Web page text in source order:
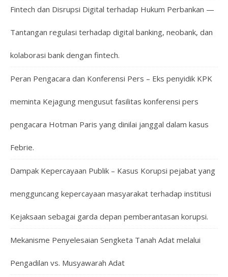
Fintech dan Disrupsi Digital terhadap Hukum Perbankan —
Tantangan regulasi terhadap digital banking, neobank, dan
kolaborasi bank dengan fintech.
Peran Pengacara dan Konferensi Pers – Eks penyidik KPK
meminta Kejagung mengusut fasilitas konferensi pers
pengacara Hotman Paris yang dinilai janggal dalam kasus
Febrie.
Dampak Kepercayaan Publik – Kasus Korupsi pejabat yang
mengguncang kepercayaan masyarakat terhadap institusi
Kejaksaan sebagai garda depan pemberantasan korupsi.
Mekanisme Penyelesaian Sengketa Tanah Adat melalui
Pengadilan vs. Musyawarah Adat